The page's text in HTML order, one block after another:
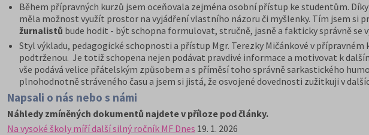
Během přípravných kurzů jsem oceňovala zejména osobní přístup ke studentům.
měla možnost využít prostor na vyjádření vlastního názoru či myšlenky. Tím jsem si
žurnalistů bude hodit - být schopna formulovat, stručně, jasně a fakticky správně se
Styl výkladu, pedagogické schopnosti a přístup Mgr. Terezky Mičánkové v
podtrženou. Je totiž schopena nejen podávat pravdivé informace a motivovat k
vše podává velice přátelským způsobem a s příměsí toho správně sarkastického
plnohodnotně stráveného času a jsem si jistá, že osvojené dovednosti zužitkuji v
Napsali o nás nebo s námi
Náhledy zmíněných dokumentů najdete v příloze pod články.
Na vysoké školy míří další silný ročník MF Dnes 19. 1. 2026